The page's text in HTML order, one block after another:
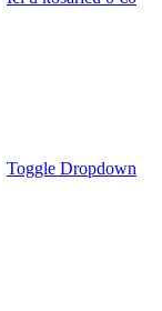
Toggle Dropdown